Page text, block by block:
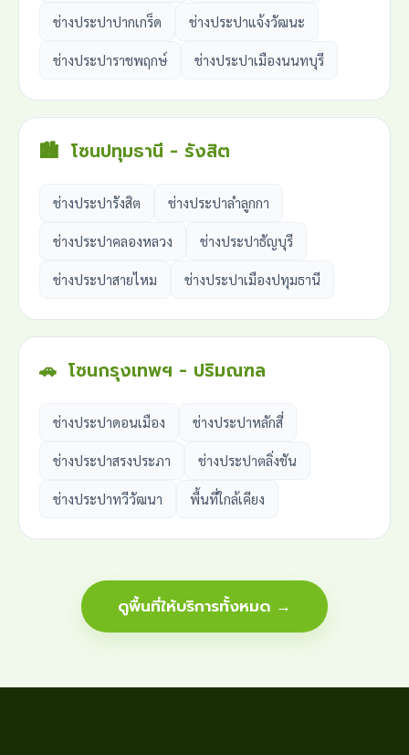
ช่างประปาปากเกร็ด ช่างประปาแจ้งวัฒนะ
ช่างประปาราชพฤกษ์ ช่างประปาเมืองนนทบุรี
🏙️ โซนปทุมธานี - รังสิต
ช่างประปารังสิต ช่างประปาลำลูกกา
ช่างประปาคลองหลวง ช่างประปาธัญบุรี
ช่างประปาสายไหม ช่างประปาเมืองปทุมธานี
🚗 โซนกรุงเทพฯ - ปริมณฑล
ช่างประปาดอนเมือง ช่างประปาหลักสี่
ช่างประปาสรงประภา ช่างประปาตลิ่งชัน
ช่างประปาทวีวัฒนา พื้นที่ใกล้เคียง
ดูพื้นที่ให้บริการทั้งหมด →